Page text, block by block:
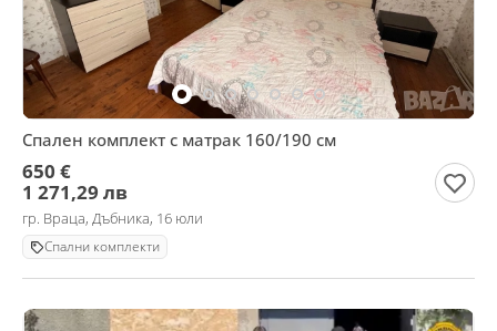
Спален комплект с матрак 160/190 см
650 €
1 271,29 лв
гр. Враца, Дъбника, 16 юли
Спални комплекти